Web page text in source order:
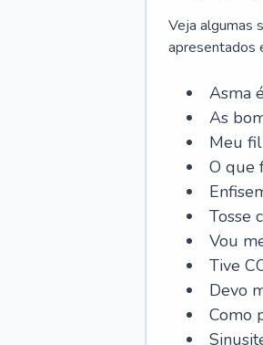
Veja algumas
apresentados
Asma
As
Meu
O que
Tosse
Vou
Tive
Devo
Como